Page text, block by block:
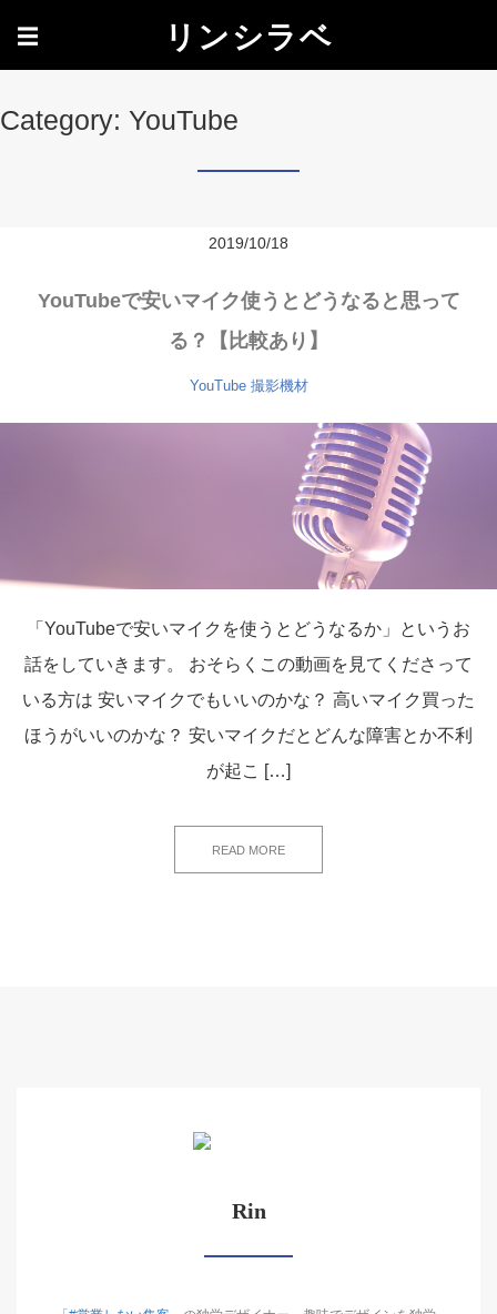
☰ リンシラベ
Category: YouTube
2019/10/18
YouTubeで安いマイク使うとどうなると思って
る？【比較あり】
YouTube 撮影機材
「YouTubeで安いマイクを使うとどうなるか」というお
話をしていきます。 おそらくこの動画を見てくださって
いる方は 安いマイクでもいいのかな？ 高いマイク買った
ほうがいいのかな？ 安いマイクだとどんな障害とか不利
が起こ […]
READ MORE
Rin